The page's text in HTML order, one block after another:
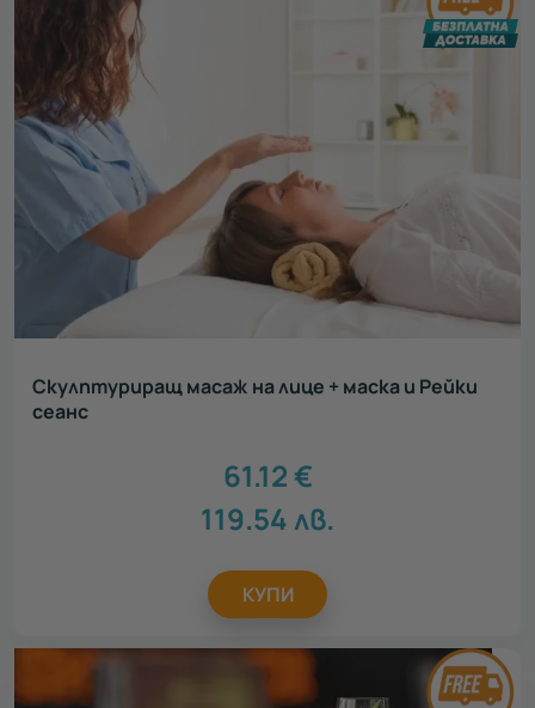
Скулптуриращ масаж на лице + маска и Рейки
сеанс
61.12€
119.54лв.
КУПИ